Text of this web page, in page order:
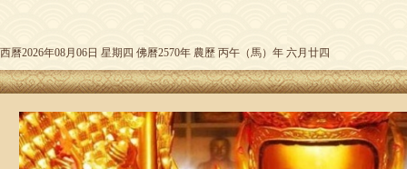
西曆2026年08月06日 星期四 佛曆2570年 農歷 丙午（馬）年 六月廿四